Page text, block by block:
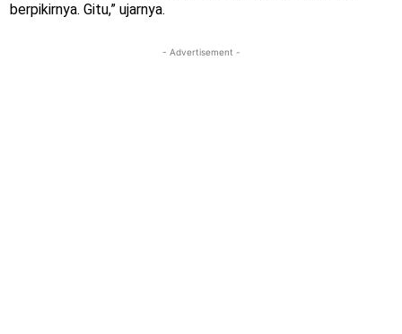
berpikirnya. Gitu,” ujarnya.
- Advertisement -